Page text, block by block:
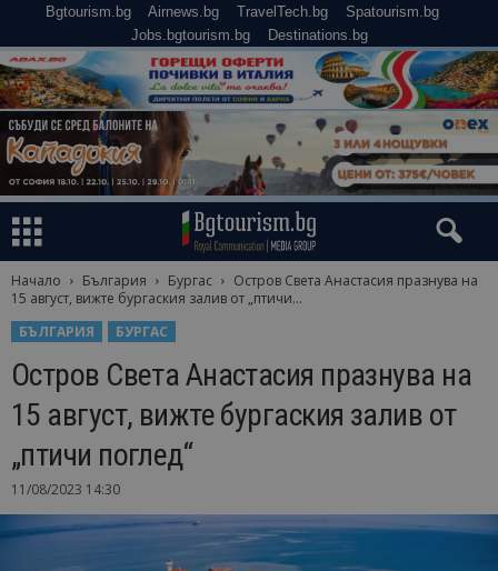
Bgtourism.bg Airnews.bg TravelTech.bg
Spatourism.bg
Jobs.bgtourism.bg
Destinations.bg
Начало България Бургас
Остров Света Анастасия празнува на
15 август, вижте бургаския залив от „птичи...
БЪЛГАРИЯ
БУРГАС
Остров Света Анастасия празнува на
15 август, вижте бургаския залив от
„птичи поглед“
11/08/2023 14:30